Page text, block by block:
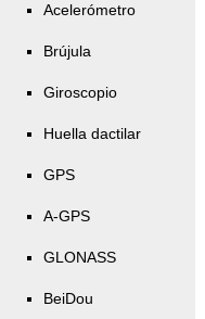
Acelerómetro
Brújula
Giroscopio
Huella dactilar
GPS
A-GPS
GLONASS
BeiDou